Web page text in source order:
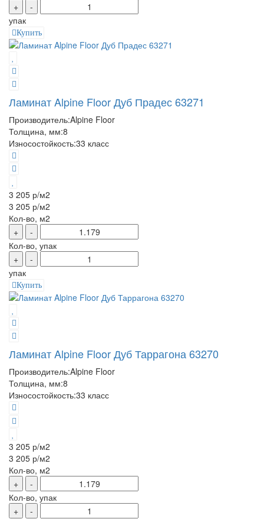
+
-
упак
Купить
Ламинат Alpine Floor Дуб Прадес 63271
Производитель:Alpine Floor
Толщина, мм:8
Износостойкость:33 класс
3 205 р/м2
3 205 р/м2
Кол-во, м2
+
-
Кол-во, упак
+
-
упак
Купить
Ламинат Alpine Floor Дуб Таррагона 63270
Производитель:Alpine Floor
Толщина, мм:8
Износостойкость:33 класс
3 205 р/м2
3 205 р/м2
Кол-во, м2
+
-
Кол-во, упак
+
-